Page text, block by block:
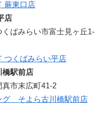
蕨東口店
店
ばみらい市富士見ヶ丘1-
つくばみらい平店
駅前店
市末広町41-2
グ そよら古川橋駅前店